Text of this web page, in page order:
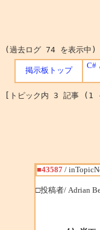
(過去ログ 74 を表示中)
掲示板トップ
C#
[トピック内 3 記事
■43587/
□投稿者/ Adrian